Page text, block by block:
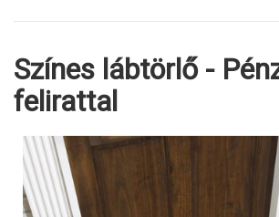
Színes lábtörlő -
felirattal